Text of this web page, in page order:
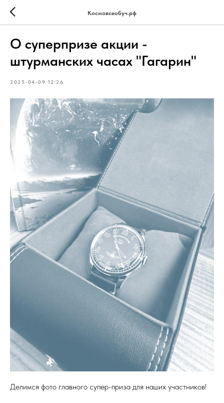
Космовсеобуч.рф
О суперпризе акции -
штурманских часах "Гагарин"
2025-04-09 12:26
Делимся фото главного супер-приза для наших участников!